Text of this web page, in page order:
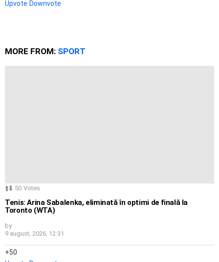
Upvote Downvote
MORE FROM: SPORT
50 Votes
Tenis: Arina Sabalenka, eliminată în optimi de finală la
Toronto (WTA)
by
9 august, 2026, 12:31
50